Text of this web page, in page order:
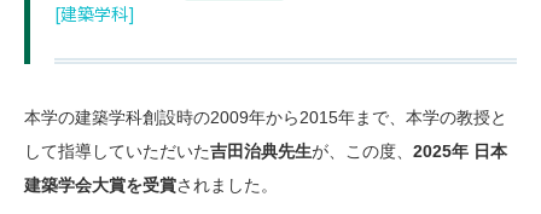
[建築学科]
本学の建築学科創設時の2009年から2015年まで、本学の教授と
して指導していただいた吉田治典先生が、この度、 2025年 日本
建築学会大賞を受賞されました。